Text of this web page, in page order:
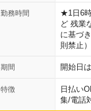
勤務時間
★1日6
ど 残業
に基づ
則禁止
期間 開始日
特徴 日払い
集/電話